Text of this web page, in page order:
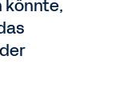
könnte,